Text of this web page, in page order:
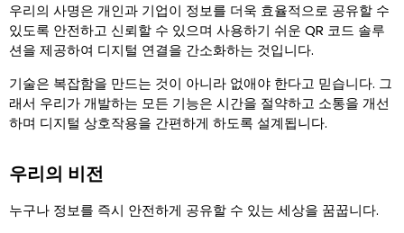
우리의 사명은 개인과 기업이 정보를 더욱 효율적으로 공유할 수
있도록 안전하고 신뢰할 수 있으며 사용하기 쉬운 QR 코드 솔루
션을 제공하여 디지털 연결을 간소화하는 것입니다.
기술은 복잡함을 만드는 것이 아니라 없애야 한다고 믿습니다. 그
래서 우리가 개발하는 모든 기능은 시간을 절약하고 소통을 개선
하며 디지털 상호작용을 간편하게 하도록 설계됩니다.
우리의 비전
누구나 정보를 즉시 안전하게 공유할 수 있는 세상을 꿈꿉니다.